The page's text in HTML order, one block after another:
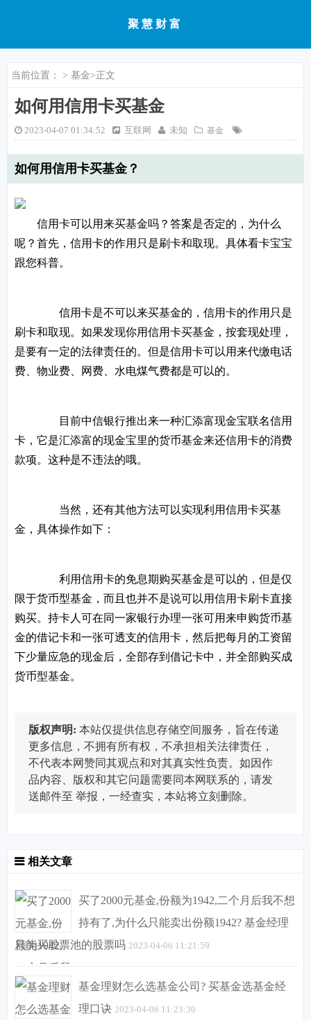
聚慧财富
当前位置： > 基金>正文
如何用信用卡买基金
2023-04-07 01:34:52 互联网 未知 基金
如何用信用卡买基金？
信用卡可以用来买基金吗？答案是否定的，为什么
呢？首先，信用卡的作用只是刷卡和取现。具体看卡宝宝
跟您科普。
信用卡是不可以来买基金的，信用卡的作用只是
刷卡和取现。如果发现你用信用卡买基金，按套现处理，
是要有一定的法律责任的。但是信用卡可以用来代缴电话
费、物业费、网费、水电煤气费都是可以的。
目前中信银行推出来一种汇添富现金宝联名信用
卡，它是汇添富的现金宝里的货币基金来还信用卡的消费
款项。这种是不违法的哦。
当然，还有其他方法可以实现利用信用卡买基
金，具体操作如下：
利用信用卡的免息期购买基金是可以的，但是仅
限于货币型基金，而且也并不是说可以用信用卡刷卡直接
购买。持卡人可在同一家银行办理一张可用来申购货币基
金的借记卡和一张可透支的信用卡，然后把每月的工资留
下少量应急的现金后，全部存到借记卡中，并全部购买成
货币型基金。
版权声明: 本站仅提供信息存储空间服务，旨在传递
更多信息，不拥有所有权，不承担相关法律责任，
不代表本网赞同其观点和对其真实性负责。如因作
品内容、版权和其它问题需要同本网联系的，请发
送邮件至 举报，一经查实，本站将立刻删除。
相关文章
买了2000元基金,份额为1942,二个月后我不想
持有了,为什么只能卖出份额1942? 基金经理
只能买股票池的股票吗 2023-04-06 11:21:59
基金理财怎么选基金公司? 买基金选基金经
理口诀 2023-04-06 11:23:30